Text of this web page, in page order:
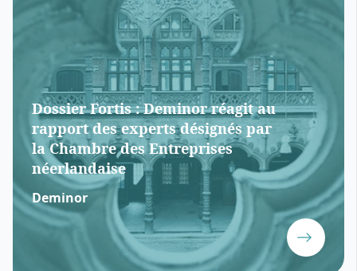
Dossier Fortis : Deminor réagit au
rapport des experts désignés par
la Chambre des Entreprises
néerlandaise
Deminor